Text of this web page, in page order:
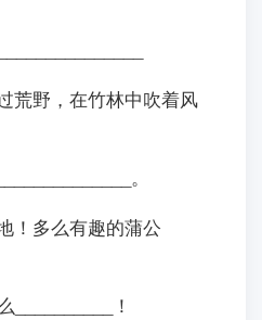
荒野，在竹林中吹着风
。
！多么有趣的蒲公
么__________！